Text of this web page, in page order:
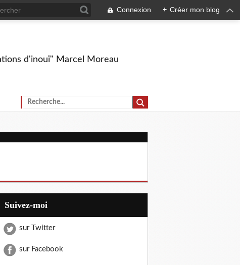
Connexion + Créer mon blog
d'inouï" Marcel Moreau
Suivez-moi
sur Twitter
sur Facebook